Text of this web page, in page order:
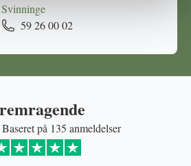
Svinninge
59 26 00 02
på 135 anmeldelser